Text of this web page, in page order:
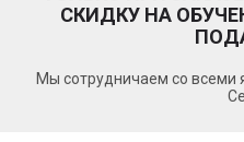
СКИДКУ НА
Мы сотрудничаем со